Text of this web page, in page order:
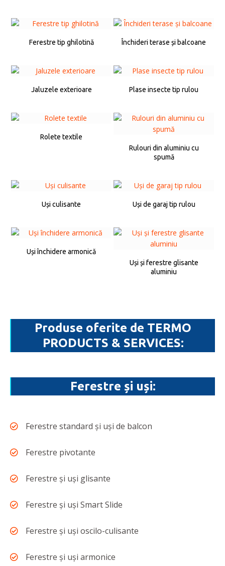
Ferestre tip ghilotină Închideri terase și balcoane
Jaluzele exterioare Plase insecte tip rulou
Rolete textile
Rulouri din aluminiu cu
spumă
Uși culisante Uși de garaj tip rulou
Uși închidere armonică
Uși și ferestre glisante
aluminiu
Produse oferite de TERMO
PRODUCTS & SERVICES:
Ferestre și uși:
Ferestre standard și uși de balcon
Ferestre pivotante
Ferestre și uși glisante
Ferestre și uși Smart Slide
Ferestre și uși oscilo-culisante
Ferestre și uși armonice